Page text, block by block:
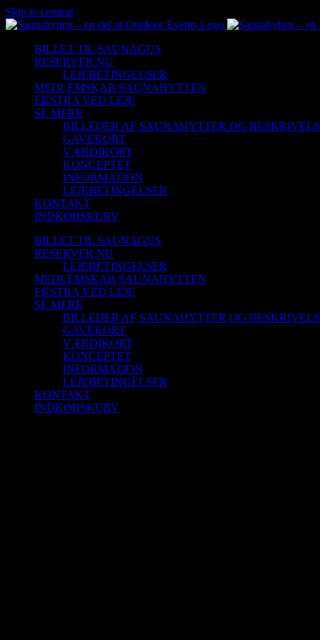
Skip to content
BILLET TIL SAUNAGUS
RESERVER NU
LEJEBETINGELSER
MEDLEMSKAB SAUNAHYTTEN
EKSTRA VED LEJE
SE MERE
BILLEDER AF SAUNAHYTTER OG
GAVEKORT
VÆRDIKORT
KONCEPTET
INFORMATION
LEJEBETINGELSER
KONTAKT
INDKØBSKURV
BILLET TIL SAUNAGUS
RESERVER NU
LEJEBETINGELSER
MEDLEMSKAB SAUNAHYTTEN
EKSTRA VED LEJE
SE MERE
BILLEDER AF SAUNAHYTTER OG
GAVEKORT
VÆRDIKORT
KONCEPTET
INFORMATION
LEJEBETINGELSER
KONTAKT
INDKØBSKURV